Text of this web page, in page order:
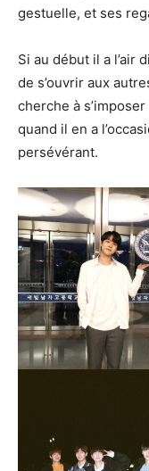
gestuelle, et ses
Si au début il a l’air
de s’ouvrir aux
cherche à
quand il en a
persévérant.